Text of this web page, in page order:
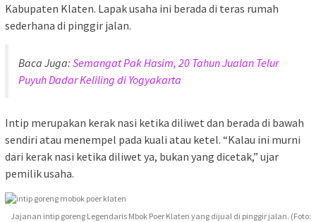
Kabupaten Klaten. Lapak usaha ini berada di teras rumah
sederhana di pinggir jalan.
Baca Juga: Semangat Pak Hasim, 20 Tahun Jualan Telur
Puyuh Dadar Keliling di Yogyakarta
Intip merupakan kerak nasi ketika diliwet dan berada di bawah
sendiri atau menempel pada kuali atau ketel. “Kalau ini murni
dari kerak nasi ketika diliwet ya, bukan yang dicetak,” ujar
pemilik usaha.
Jajanan intip goreng Legendaris Mbok Poer Klaten yang dijual di pinggir jalan. (Foto: